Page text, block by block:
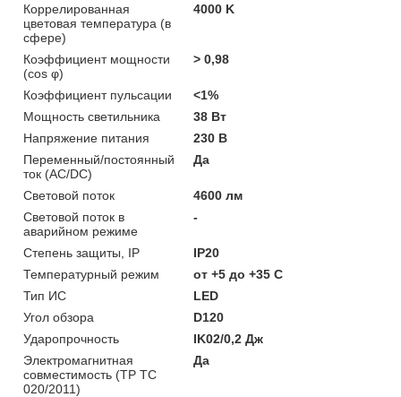
Коррелированная
цветовая температура (в
сфере)
4000 K
Коэффициент мощности
(cos φ)
> 0,98
Коэффициент пульсации
<1%
Мощность светильника
38 Вт
Напряжение питания
230 В
Переменный/постоянный
ток (AC/DC)
Да
Световой поток
4600 лм
Световой поток в
аварийном режиме
-
Степень защиты, IP
IP20
Температурный режим
от +5 до +35 C
Тип ИС
LED
Угол обзора
D120
Ударопрочность
IK02/0,2 Дж
Электромагнитная
совместимость (ТР ТС
020/2011)
Да